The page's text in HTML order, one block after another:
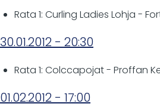
Rata 1: Curling Ladies Lohja -
30.01.2012 - 20:30
Rata 1: Colccapojat - Proffan
01.02.2012 - 17:00